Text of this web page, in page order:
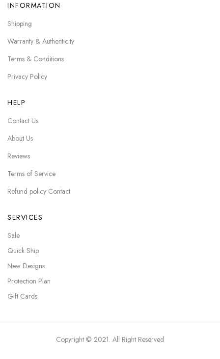
INFORMATION
Shipping
Warranty & Authenticity
Terms & Conditions
Privacy Policy
HELP
Contact Us
About Us
Reviews
Terms of Service
Refund policy Contact
SERVICES
Sale
Quick Ship
New Designs
Protection Plan
Gift Cards
Copyright © 2021. All Right Reserved